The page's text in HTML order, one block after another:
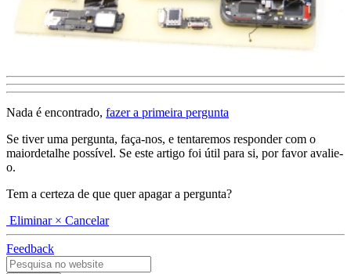
Nada é encontrado, fazer a primeira pergunta
Se tiver uma pergunta, faça-nos, e tentaremos responder com o
maiordetalhe possível. Se este artigo foi útil para si, por favor avalie-
o.
Tem a certeza de que quer apagar a pergunta?
Eliminar × Cancelar
Feedback